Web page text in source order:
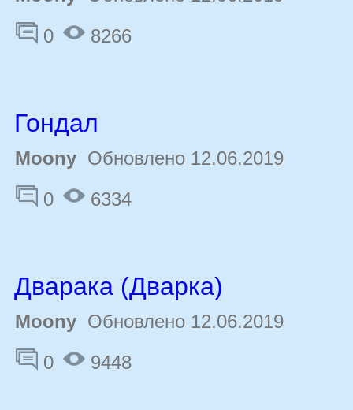
0
8266
Гондал
Moony Обновлено 12.06.2019
0
6334
Дварака (Дварка)
Moony Обновлено 12.06.2019
0
9448